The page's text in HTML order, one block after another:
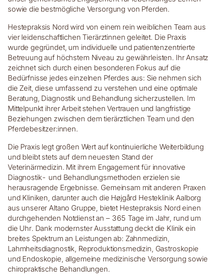
sowie die bestmögliche Versorgung von Pferden.
Hestepraksis Nord wird von einem rein weiblichen Team aus
vier leidenschaftlichen Tierärztinnen geleitet. Die Praxis
wurde gegründet, um individuelle und patientenzentrierte
Betreuung auf höchstem Niveau zu gewährleisten. Ihr Ansatz
zeichnet sich durch einen besonderen Fokus auf die
Bedürfnisse jedes einzelnen Pferdes aus: Sie nehmen sich
die Zeit, diese umfassend zu verstehen und eine optimale
Beratung, Diagnostik und Behandlung sicherzustellen. Im
Mittelpunkt ihrer Arbeit stehen Vertrauen und langfristige
Beziehungen zwischen dem tierärztlichen Team und den
Pferdebesitzer:innen.
Die Praxis legt großen Wert auf kontinuierliche Weiterbildung
und bleibt stets auf dem neuesten Stand der
Veterinärmedizin. Mit ihrem Engagement für innovative
Diagnostik- und Behandlungsmethoden erzielen sie
herausragende Ergebnisse. Gemeinsam mit anderen Praxen
und Kliniken, darunter auch die Højgård Hesteklinik Aalborg
aus unserer Altano Gruppe, bietet Hestepraksis Nord einen
durchgehenden Notdienst an – 365 Tage im Jahr, rund um
die Uhr. Dank modernster Ausstattung deckt die Klinik ein
breites Spektrum an Leistungen ab: Zahnmedizin,
Lahmheitsdiagnostik, Reproduktionsmedizin, Gastroskopie
und Endoskopie, allgemeine medizinische Versorgung sowie
chiropraktische Behandlungen.